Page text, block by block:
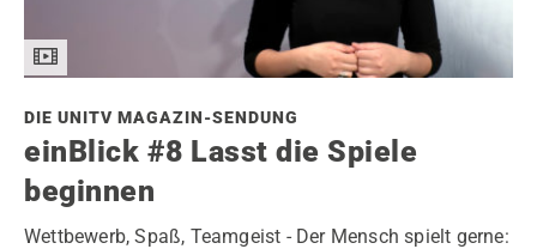
DIE UNITV MAGAZIN-SENDUNG
einBlick #8 Lasst die Spiele
beginnen
Wettbewerb, Spaß, Teamgeist - Der Mensch spielt gerne: